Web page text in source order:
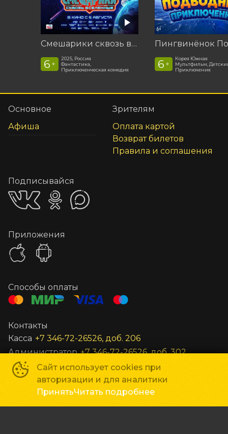
Смешарики сквозь вселенные
6 +
2025, Россия
Фантастика,
Приключенческая комедия
6 +
Корея Южная
Мультфильм,
Приключения
Сайт использует cookies при
авторизации и для аналитики
ПринятьЧитать подробнее
Основное
Афиша
Зрителям
Оплата картой
Возврат билетов
Правила и соглашения
Подписывайся
Приложения
Способы оплаты
Контакты
Касса +7 346-72-26526, доб. 206
Администратор +7 346-72-26526, доб. 302
Заведующий +7 346-72-26526, доб. 301
Все остальные вопросы unost@gkc-planeta.ru
По вопросам гастролей и маркетинга